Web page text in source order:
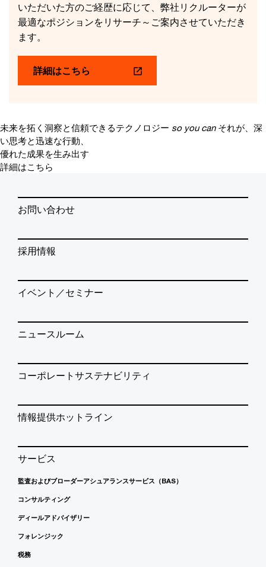
いただいた方のご経歴に応じて、弊社リクルーターが
最適なポジションをリサーチ～ご案内させていただき
ます。
詳細はこちら
未来を拓く洞察と信頼できるテクノロジー so you can それが、深
い思考と迅速な行動、
優れた成果を生み出す
詳細はこちら
お問い合わせ
採用情報
イベント／セミナー
ニュースルーム
コーポレートサステナビリティ
情報提供ホットライン
サービス
監査およびブローダーアシュアランスサービス（BAS）
コンサルティング
ディールアドバイザリー
フォレンジック
税務